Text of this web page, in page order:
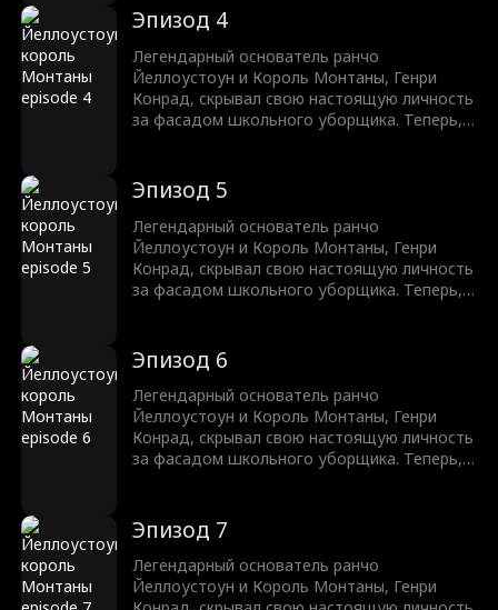
раскрыть свою настоящую личность, его
сын будет подвержен буллингу,
издевательствам и унижению. Генри дает
клятву защитить своего сына, расквитаться
с хулиганами и победить несправедливость
в этой долине, как настоящий король.
Эпизод 4
Легендарный основатель ранчо
Йеллоустоун и Король Монтаны, Генри
Конрад, скрывал свою настоящую личность
за фасадом школьного уборщика. Теперь,
раскрыть свою настоящую личность, его
сын будет подвержен буллингу,
издевательствам и унижению. Генри дает
клятву защитить своего сына, расквитаться
с хулиганами и победить несправедливость
в этой долине, как настоящий король.
Эпизод 5
Легендарный основатель ранчо
Йеллоустоун и Король Монтаны, Генри
Конрад, скрывал свою настоящую личность
за фасадом школьного уборщика. Теперь,
раскрыть свою настоящую личность, его
сын будет подвержен буллингу,
издевательствам и унижению. Генри дает
клятву защитить своего сына, расквитаться
с хулиганами и победить несправедливость
в этой долине, как настоящий король.
Эпизод 6
Легендарный основатель ранчо
Йеллоустоун и Король Монтаны, Генри
Конрад, скрывал свою настоящую личность
за фасадом школьного уборщика. Теперь,
раскрыть свою настоящую личность, его
сын будет подвержен буллингу,
издевательствам и унижению. Генри дает
клятву защитить своего сына, расквитаться
Эпизод 7
Легендарный основатель ранчо
Йеллоустоун и Король Монтаны, Генри